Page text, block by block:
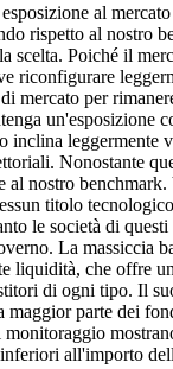
al
rispetto al nostro
scelta. Poiché il
riconfigurare
mercato per
un'esposizione
inclina leggermente
Nonostante
al nostro benchmark.
titolo
le società di
La massiccia
liquidità, che offre
di ogni tipo. Il
maggior parte dei
all'importo